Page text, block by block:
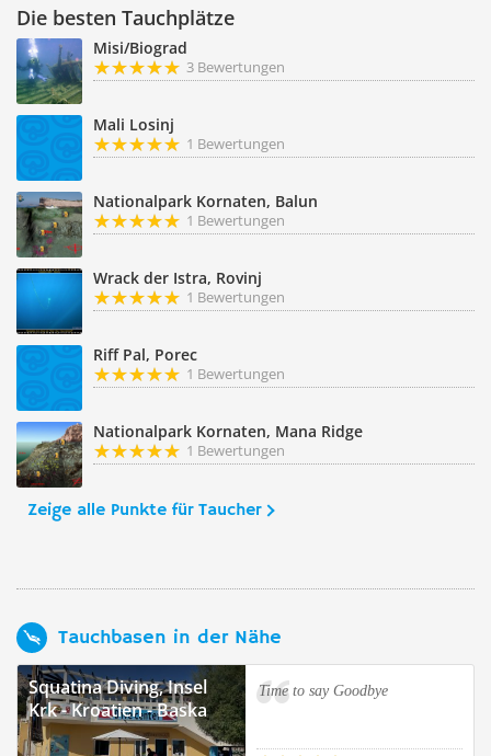
Die besten Tauchplätze
Misi/Biograd
3 Bewertungen
Mali Losinj
1 Bewertungen
Nationalpark Kornaten, Balun
1 Bewertungen
Wrack der Istra, Rovinj
1 Bewertungen
Riff Pal, Porec
1 Bewertungen
Nationalpark Kornaten, Mana Ridge
1 Bewertungen
Zeige alle Punkte für Taucher
Tauchbasen in der Nähe
Squatina Diving, Insel
Krk - Kroatien - Baska
Time to say Goodbye